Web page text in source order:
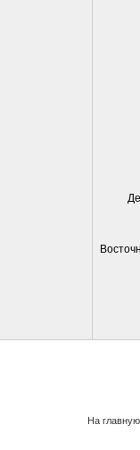
На главную